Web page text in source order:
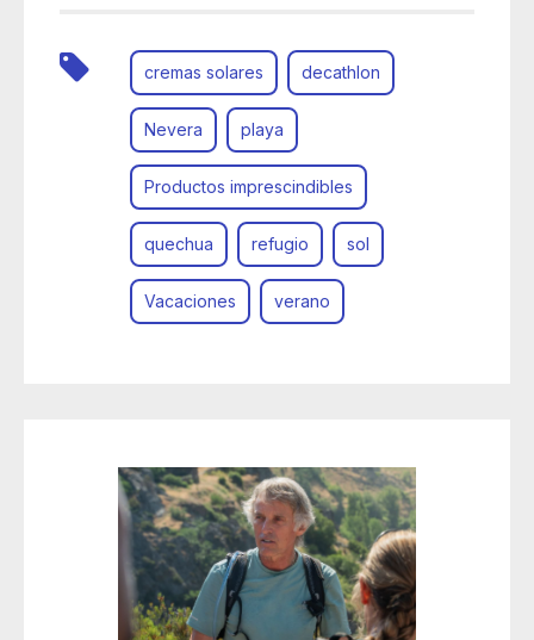
cremas solares decathlon
Nevera playa
Productos imprescindibles
quechua refugio sol
Vacaciones verano